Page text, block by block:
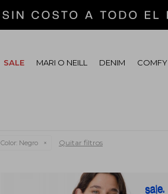
SALE MARI O NEILL DENIM COMFY
Color: Negro Quitar filtros